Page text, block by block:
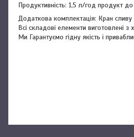
Продуктивність: 1,5 л/год продукт
Додаткова комплектація: Кран
Всі складові елементи виготовлені
Ми Гарантуємо гідну якість і